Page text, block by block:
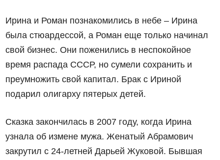
Ирина и Роман познакомились в небе – Ирина
была стюардессой, а Роман еще только начинал
свой бизнес. Они поженились в неспокойное
время распада СССР, но сумели сохранить и
преумножить свой капитал. Брак с Ириной
подарил олигарху пятерых детей.
Сказка закончилась в 2007 году, когда Ирина
узнала об измене мужа. Женатый Абрамович
закрутил с 24-летней Дарьей Жуковой. Бывшая